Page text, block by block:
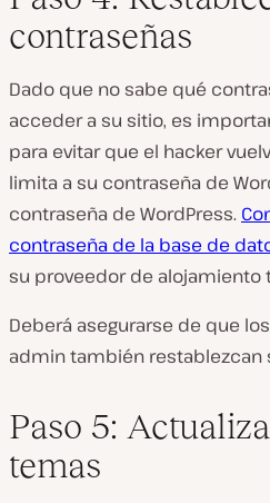
contraseñas
Dado que no sabe qué
acceder a su sitio, es
para evitar que el hacker
limita a su contraseña de
contraseña de WordPress.
contraseña de la base de
su proveedor de alojamiento
Deberá asegurarse de que
admin también restablezcan
Paso 5:
temas